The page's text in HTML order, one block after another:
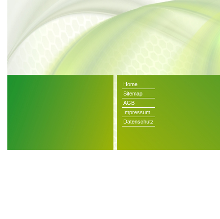
Home
Sitemap
AGB
Impressum
Datenschutz